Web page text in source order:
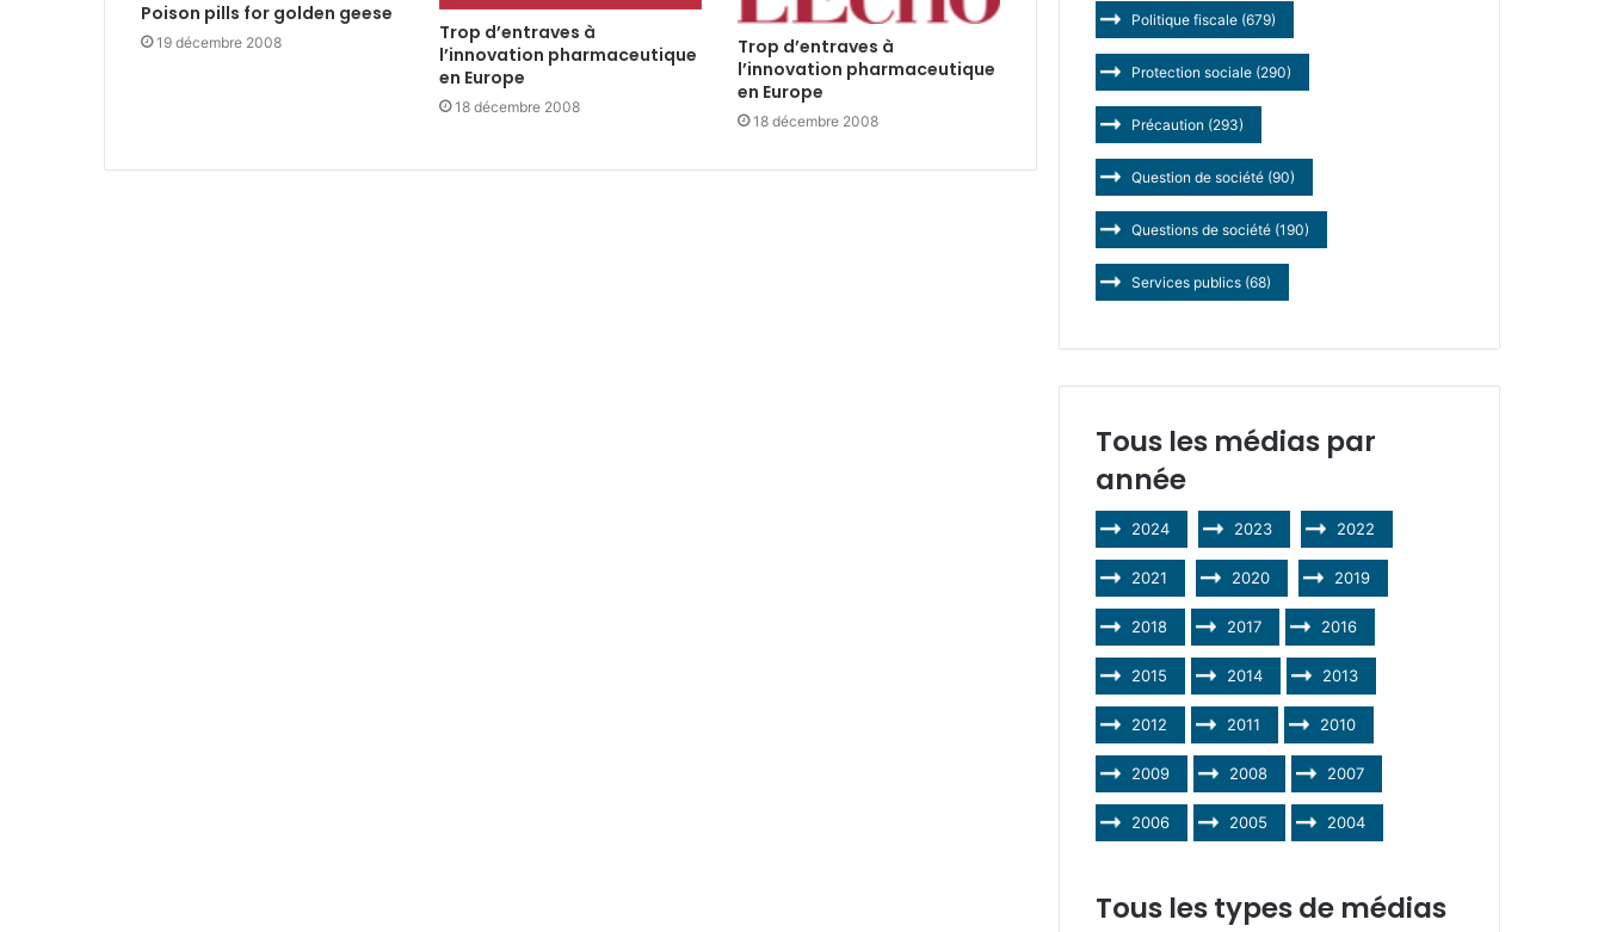
Poison pills for golden geese
19 décembre 2008
Trop d’entraves à
l’innovation pharmaceutique
en Europe
18 décembre 2008
Trop d’entraves à
l’innovation pharmaceutique
en Europe
18 décembre 2008
Politique fiscale (679)
Protection sociale (290)
Précaution (293)
Question de société (90)
Questions de société (190)
Services publics (68)
Tous les médias par
année
2024 2023 2022
2021 2020 2019
2018 2017 2016
2015 2014 2013
2012 2011 2010
2009 2008 2007
2006 2005 2004
Tous les types de médias